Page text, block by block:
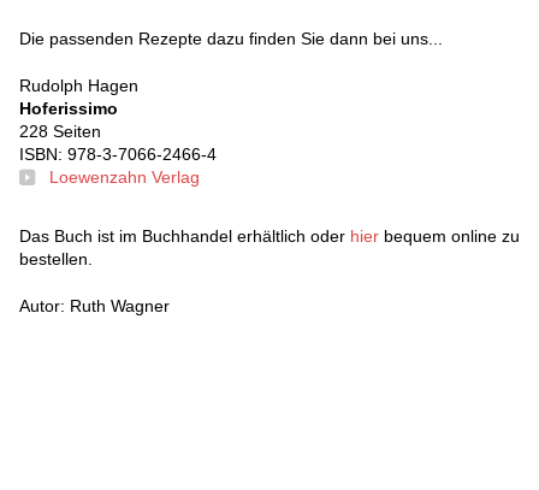
Die passenden Rezepte dazu finden Sie dann bei uns...
Rudolph Hagen
Hoferissimo
228 Seiten
ISBN: 978-3-7066-2466-4
Loewenzahn Verlag
Das Buch ist im Buchhandel erhältlich oder hier bequem online zu
bestellen.
Autor: Ruth Wagner